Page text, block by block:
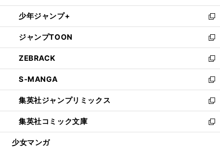
開
く
ウ
で
開
く
ン
ド
ウ
で
開
く
ウ
ィ
ン
ド
ウ
で
開
く
し
い
ウ
ィ
ン
ド
ウ
で
開
く
少年ジャンプ+
新
し
い
ウ
ィ
ン
ド
ウ
で
開
く
ジャンプTOON
新
し
い
ウ
ィ
ン
ド
ウ
で
開
ZEBRACK
新
し
い
ウ
ィ
ン
ド
ウ
S-MANGA
新
し
い
ウ
ィ
ン
集英社ジャンプリミックス
新
し
い
ウ
集英社コミック文庫
新
し
少女マンガ